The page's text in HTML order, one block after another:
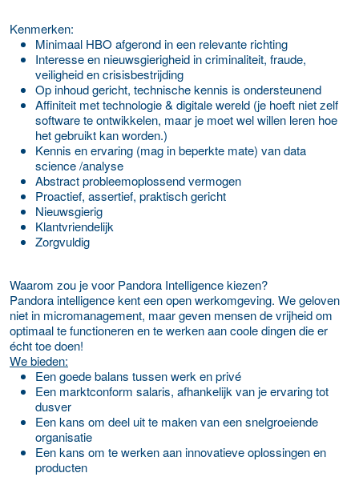
Kenmerken:
Minimaal HBO afgerond in een relevante richting
Interesse en nieuwsgierigheid in criminaliteit, fraude,
veiligheid en crisisbestrijding
Op inhoud gericht, technische kennis is ondersteunend
Affiniteit met technologie & digitale wereld (je hoeft niet zelf
software te ontwikkelen, maar je moet wel willen leren hoe
het gebruikt kan worden.)
Kennis en ervaring (mag in beperkte mate) van data
science /analyse
Abstract probleemoplossend vermogen
Proactief, assertief, praktisch gericht
Nieuwsgierig
Klantvriendelijk
Zorgvuldig
Waarom zou je voor Pandora Intelligence kiezen?
Pandora intelligence kent een open werkomgeving. We geloven
niet in micromanagement, maar geven mensen de vrijheid om
optimaal te functioneren en te werken aan coole dingen die er
écht toe doen!
We bieden:
Een goede balans tussen werk en privé
Een marktconform salaris, afhankelijk van je ervaring tot
dusver
Een kans om deel uit te maken van een snelgroeiende
organisatie
Een kans om te werken aan innovatieve oplossingen en
producten